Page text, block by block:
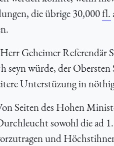
die übrige 30,000fl.
Geheimer Referendär
seyn würde, der
Unterstüzung in
Seiten des Hohen
sowohl die ad
und